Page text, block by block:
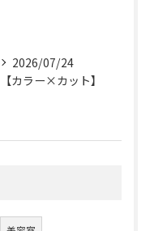
2026/07/24
【カラー×カット】